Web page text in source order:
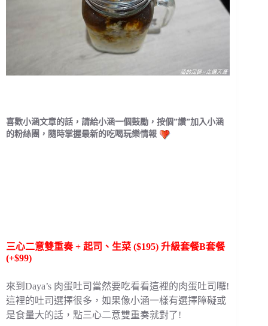
喜歡小涵文章的話，請給小涵一個鼓勵，按個”讚”加入小涵
的粉絲團，隨時掌握最新的吃喝玩樂情報
三心二意雙重奏 + 起司、生菜 ($195) 升級套餐B套餐
(+$99)
來到Daya’s 肉蛋吐司當然要吃看看這裡的肉蛋吐司囉!
這裡的吐司選擇很多，如果像小涵一樣有選擇障礙或
是食量大的話，點三心二意雙重奏就對了!